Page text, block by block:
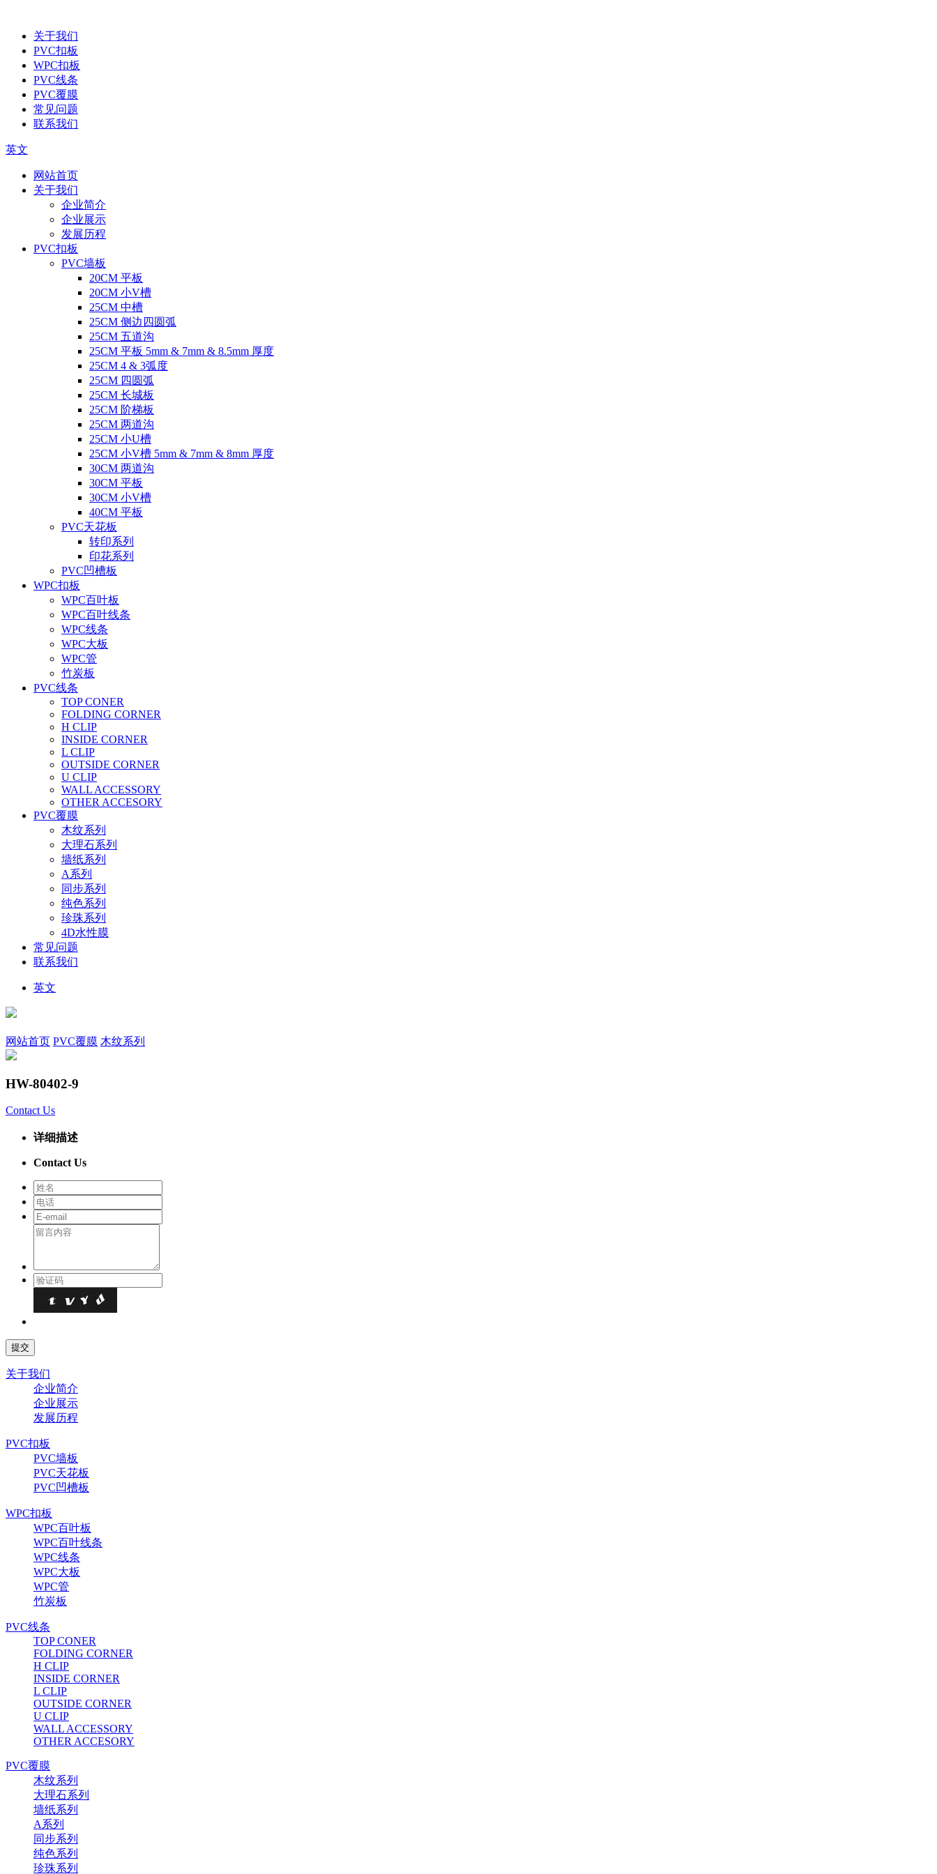
关于我们
PVC扣板
WPC扣板
PVC线条
PVC覆膜
常见问题
联系我们
英文
网站首页
关于我们
企业简介
企业展示
发展历程
PVC扣板
PVC墙板
20CM 平板
20CM 小V槽
25CM 中槽
25CM 侧边四圆弧
25CM 五道沟
25CM 平板 5mm & 7mm & 8.5mm 厚度
25CM 4 & 3弧度
25CM 四圆弧
25CM 长城板
25CM 阶梯板
25CM 两道沟
25CM 小U槽
25CM 小V槽 5mm & 7mm & 8mm 厚度
30CM 两道沟
30CM 平板
30CM 小V槽
40CM 平板
PVC天花板
转印系列
印花系列
PVC凹槽板
WPC扣板
WPC百叶板
WPC百叶线条
WPC线条
WPC大板
WPC管
竹炭板
PVC线条
TOP CONER
FOLDING CORNER
H CLIP
INSIDE CORNER
L CLIP
OUTSIDE CORNER
U CLIP
WALL ACCESSORY
OTHER ACCESORY
PVC覆膜
木纹系列
大理石系列
墙纸系列
A系列
同步系列
纯色系列
珍珠系列
4D水性膜
常见问题
联系我们
英文
网站首页 PVC覆膜 木纹系列
HW-80402-9
Contact Us
详细描述
Contact Us
关于我们
企业简介
企业展示
发展历程
PVC扣板
PVC墙板
PVC天花板
PVC凹槽板
WPC扣板
WPC百叶板
WPC百叶线条
WPC线条
WPC大板
WPC管
竹炭板
PVC线条
TOP CONER
FOLDING CORNER
H CLIP
INSIDE CORNER
L CLIP
OUTSIDE CORNER
U CLIP
WALL ACCESSORY
OTHER ACCESORY
PVC覆膜
木纹系列
大理石系列
墙纸系列
A系列
同步系列
纯色系列
珍珠系列